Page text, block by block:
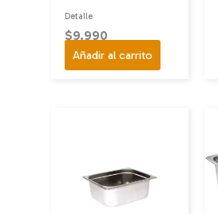
Detalle
$9.990
Añadir al carrito